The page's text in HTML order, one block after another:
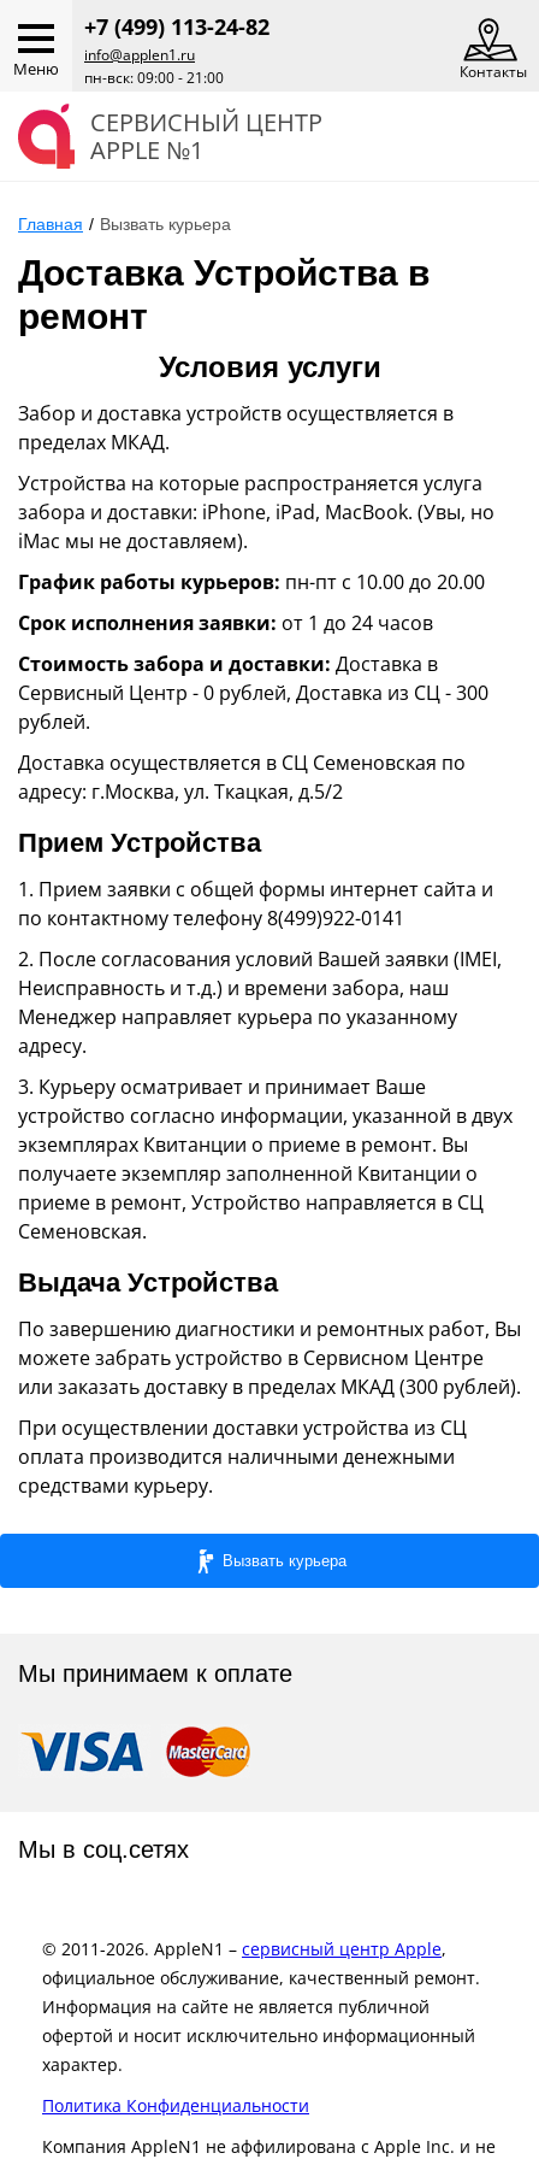
Меню
+7 (499) 113-24-82
info@applen1.ru
пн-вск: 09:00 - 21:00
Контакты
СЕРВИСНЫЙ ЦЕНТР
APPLE №1
Главная / Вызвать курьера
Доставка Устройства в
ремонт
Условия услуги
Забор и доставка устройств осуществляется в
пределах МКАД.
Устройства на которые распространяется услуга
забора и доставки: iPhone, iPad, MacBook. (Увы, но
iMac мы не доставляем).
График работы курьеров: пн-пт с 10.00 до 20.00
Срок исполнения заявки: от 1 до 24 часов
Стоимость забора и доставки: Доставка в
Сервисный Центр - 0 рублей, Доставка из СЦ - 300
рублей.
Доставка осуществляется в СЦ Семеновская по
адресу: г.Москва, ул. Ткацкая, д.5/2
Прием Устройства
1. Прием заявки с общей формы интернет сайта и
по контактному телефону 8(499)922-0141
2. После согласования условий Вашей заявки (IMEI,
Неисправность и т.д.) и времени забора, наш
Менеджер направляет курьера по указанному
адресу.
3. Курьеру осматривает и принимает Ваше
устройство согласно информации, указанной в двух
экземплярах Квитанции о приеме в ремонт. Вы
получаете экземпляр заполненной Квитанции о
приеме в ремонт, Устройство направляется в СЦ
Семеновская.
Выдача Устройства
По завершению диагностики и ремонтных работ, Вы
можете забрать устройство в Сервисном Центре
или заказать доставку в пределах МКАД (300 рублей).
При осуществлении доставки устройства из СЦ
оплата производится наличными денежными
средствами курьеру.
Вызвать курьера
Мы принимаем к оплате
Мы в соц.сетях
© 2011-2026. AppleN1 – сервисный центр Apple,
официальное обслуживание, качественный ремонт.
Информация на сайте не является публичной
офертой и носит исключительно информационный
характер.
Политика Конфиденциальности
Компания AppleN1 не аффилирована c Apple Inc. и не